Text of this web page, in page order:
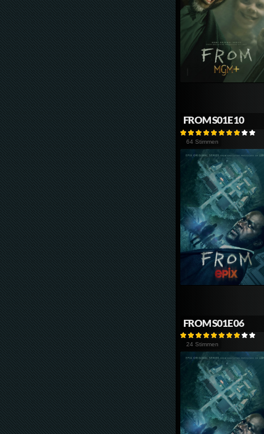
FROM S01E10
64 Stimmen
FROM S01E06
24 Stimmen